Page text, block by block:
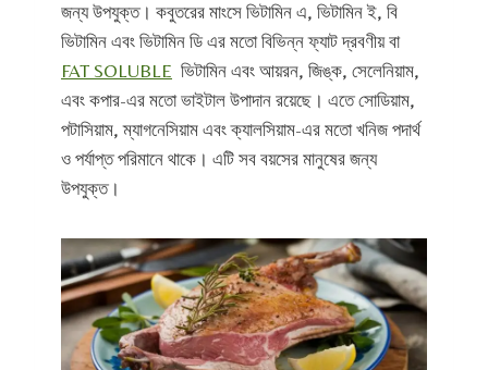
জন্য উপযুক্ত। কবুতরের মাংসে ভিটামিন এ, ভিটামিন ই, বি
ভিটামিন এবং ভিটামিন ডি এর মতো বিভিন্ন ফ্যাট দ্রবণীয় বা
FAT SOLUBLE ভিটামিন এবং আয়রন, জিঙ্ক, সেলেনিয়াম,
এবং কপার-এর মতো ভাইটাল উপাদান রয়েছে। এতে সোডিয়াম,
পটাসিয়াম, ম্যাগনেসিয়াম এবং ক্যালসিয়াম-এর মতো খনিজ পদার্থ
ও পর্যাপ্ত পরিমানে থাকে। এটি সব বয়সের মানুষের জন্য
উপযুক্ত।